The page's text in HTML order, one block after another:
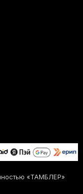
«ТАМБЛЕР»